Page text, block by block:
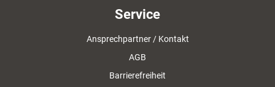
Service
Ansprechpartner / Kontakt
AGB
Barrierefreiheit